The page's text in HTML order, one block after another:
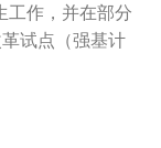
工作，并在部分
试点（强基计